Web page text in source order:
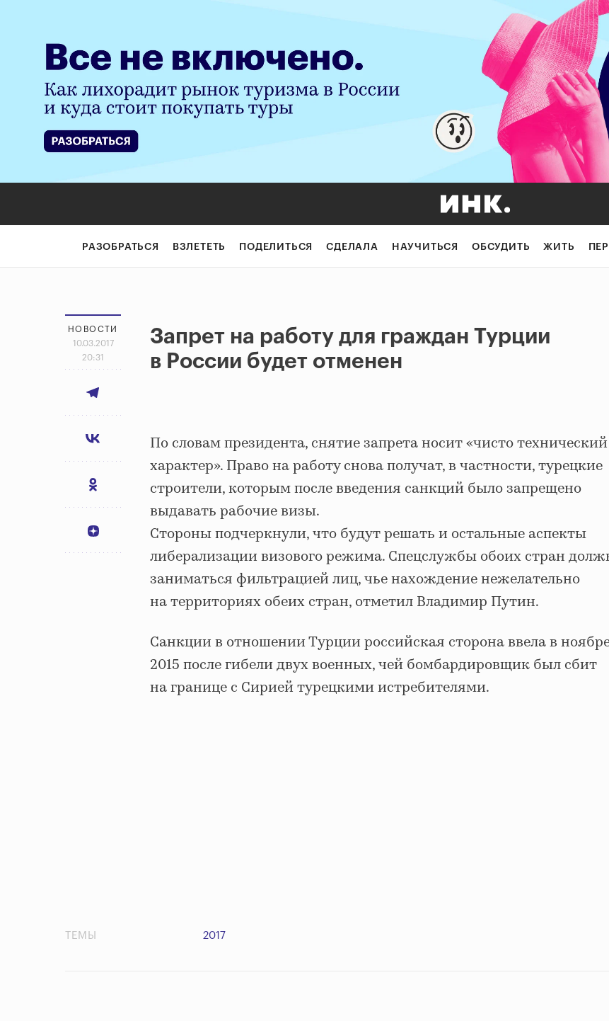
РАЗОБРАТЬСЯ ВЗЛЕТЕТЬ ПОДЕЛИТЬСЯ СДЕЛАЛА НАУЧИТЬСЯ ОБСУДИТЬ ЖИТЬ
НОВОСТИ
10.03.2017
20:31
Запрет на работу для граждан Турции
в России будет отменен
По словам президента, снятие запрета носит «чисто технический
характер». Право на работу снова получат, в частности, турецкие
строители, которым после введения санкций было запрещено
выдавать рабочие визы.
Стороны подчеркнули, что будут решать и остальные аспекты
либерализации визового режима. Спецслужбы обоих стран
заниматься фильтрацией лиц, чье нахождение нежелательно
на территориях обеих стран, отметил Владимир Путин.
Санкции в отношении Турции российская сторона ввела в
2015 после гибели двух военных, чей бомбардировщик был сбит
на границе с Сирией турецкими истребителями.
ТЕМЫ 2017